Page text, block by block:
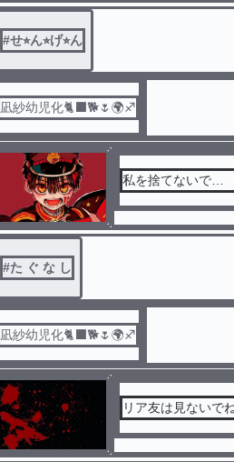
#せ⭐︎ん⭐︎げ⭐︎ん
凪紗幼児化🐈⬛🐕🌷🌍♐
私を捨てないで…
#た ぐ な し
凪紗幼児化🐈⬛🐕🌷🌍♐
リア友は見ないで